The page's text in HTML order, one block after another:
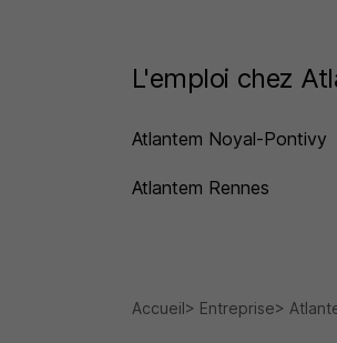
L'emploi chez
Atlantem Noyal-Pontivy
Atlantem Rennes
Accueil Entreprise